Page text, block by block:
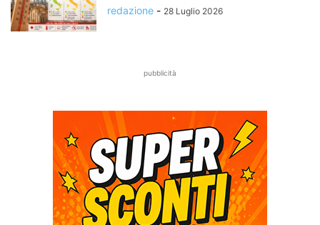
redazione - 28 Luglio 2026
pubblicità